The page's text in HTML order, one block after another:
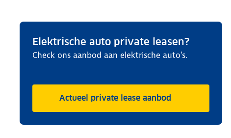
Elektrische auto private leasen?
Check ons aanbod aan elektrische auto's.
Actueel private lease aanbod